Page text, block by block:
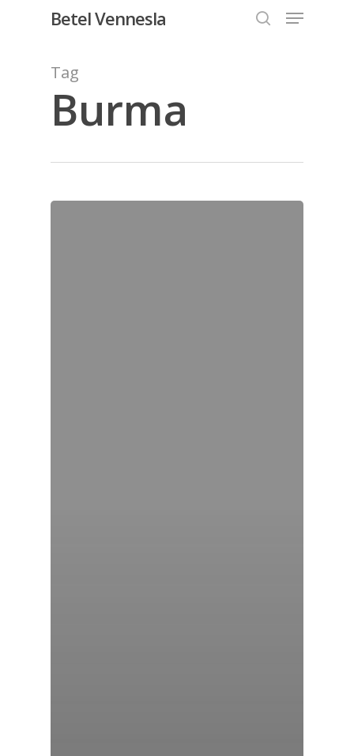
Betel Vennesla Menu
Tag
Burma